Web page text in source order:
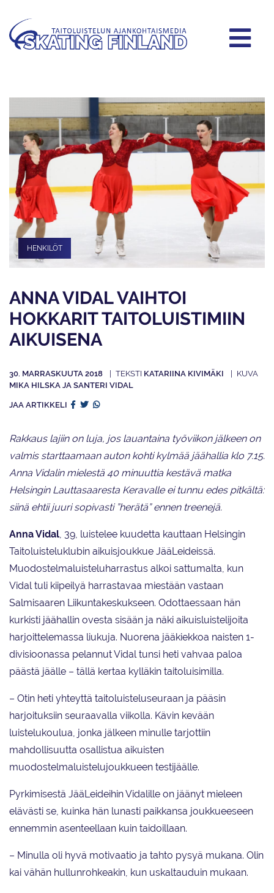
HENKILÖT
ANNA VIDAL VAIHTOI
HOKKARIT TAITOLUISTIMIIN
AIKUISENA
30. MARRASKUUTA 2018
KATARIINA KIVIMÄKI
MIKA HILSKA JA SANTERI VIDAL
JAA ARTIKKELI
Rakkaus lajiin on luja, jos lauantaina työviikon jälkeen on
valmis starttaamaan auton kohti kylmää jäähallia klo 7.15.
Anna Vidalin mielestä 40 minuuttia kestävä matka
Helsingin Lauttasaaresta Keravalle ei tunnu edes pitkältä:
siinä ehtii juuri sopivasti ”herätä” ennen treenejä.
Anna Vidal, 39, luistelee kuudetta kauttaan Helsingin
Taitoluisteluklubin aikuisjoukkue JääLeideissä.
Muodostelmaluisteluharrastus alkoi sattumalta, kun
Vidal tuli kiipeilyä harrastavaa miestään vastaan
Salmisaaren Liikuntakeskukseen. Odottaessaan hän
kurkisti jäähallin ovesta sisään ja näki aikuisluistelijoita
harjoittelemassa liukuja. Nuorena jääkiekkoa naisten 1-
divisioonassa pelannut Vidal tunsi heti vahvaa paloa
päästä jäälle – tällä kertaa kylläkin taitoluisimilla.
– Otin heti yhteyttä taitoluisteluseuraan ja pääsin
harjoituksiin seuraavalla viikolla. Kävin kevään
luistelukoulua, jonka jälkeen minulle tarjottiin
mahdollisuutta osallistua aikuisten
muodostelmaluistelujoukkueen testijäälle.
Pyrkimisestä JääLeideihin Vidalille on jäänyt mieleen
elävästi se, kuinka hän lunasti paikkansa joukkueeseen
ennemmin asenteellaan kuin taidoillaan.
– Minulla oli hyvä motivaatio ja tahto pysyä mukana. Olin
kai vähän hullunrohkeakin, kun uskaltauduin mukaan.